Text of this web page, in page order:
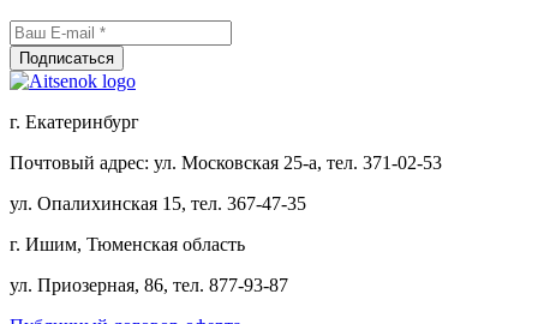
г. Екатеринбург
Почтовый адрес: ул. Московская 25-а, тел. 371-02-53
ул. Опалихинская 15, тел. 367-47-35
г. Ишим, Тюменская область
ул. Приозерная, 86, тел. 877-93-87